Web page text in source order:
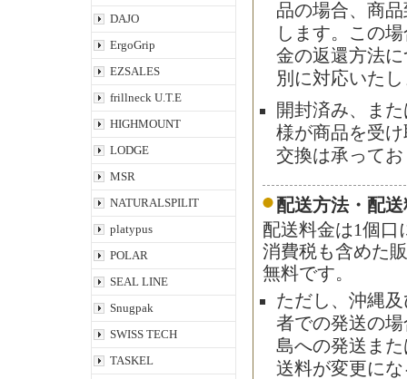
DAJO
ErgoGrip
EZSALES
frillneck U.T.E
HIGHMOUNT
LODGE
MSR
NATURALSPILIT
platypus
POLAR
SEAL LINE
Snugpak
SWISS TECH
TASKEL
品の場合、商
します。この
金の返還方法
別に対応いた
開封済み、ま
様が商品を受
交換は承って
配送方法・配
配送料金は1個口
消費税も含めた
無料です。
ただし、沖縄
者での発送の
島への発送ま
送料が変更に